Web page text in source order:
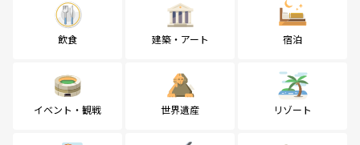
飲食 建築・アート 宿泊
イベント・観戦 世界遺産 リゾート